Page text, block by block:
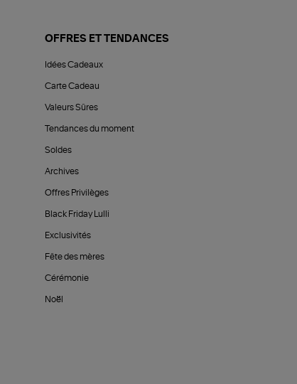
OFFRES ET TENDANCES
Idées Cadeaux
Carte Cadeau
Valeurs Sûres
Tendances du moment
Soldes
Archives
Offres Privilèges
Black Friday Lulli
Exclusivités
Fête des mères
Cérémonie
Noël